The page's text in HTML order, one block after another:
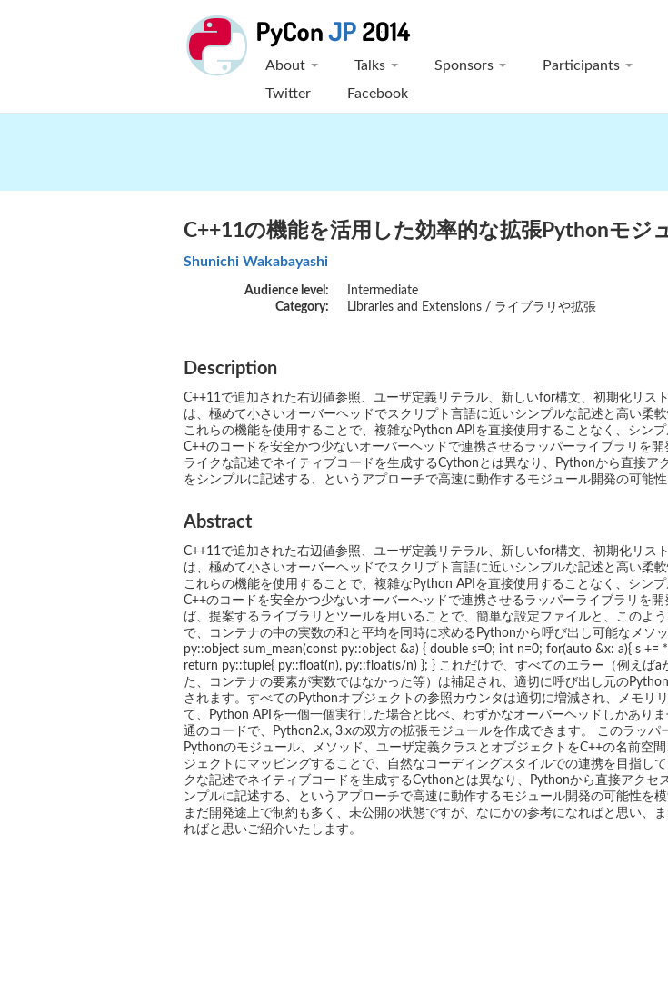
About Talks Sponsors Participants
Twitter
Facebook
C++11の機能を活用した効率的な拡張Pythonモジ
Shunichi Wakabayashi
Audience level:
Intermediate
Category:
Libraries and Extensions / ライブラリや拡張
Description
C++11で追加された右辺値参照、ユーザ定義リテラル、新しいfor構文、初期化リス
は、極めて小さいオーバーヘッドでスクリプト言語に近いシンプルな記述と高い柔軟
これらの機能を使用することで、複雑なPython APIを直接使用することなく、シン
C++のコードを安全かつ少ないオーバーヘッドで連携させるラッパーライブラリを
ライクな記述でネイティブコードを生成するCythonとは異なり、Pythonから直接ア
をシンプルに記述する、というアプローチで高速に動作するモジュール開発の可能性
Abstract
C++11で追加された右辺値参照、ユーザ定義リテラル、新しいfor構文、初期化リス
は、極めて小さいオーバーヘッドでスクリプト言語に近いシンプルな記述と高い柔軟
これらの機能を使用することで、複雑なPython APIを直接使用することなく、シン
C++のコードを安全かつ少ないオーバーヘッドで連携させるラッパーライブラリを開
ば、提案するライブラリとツールを用いることで、簡単な設定ファイルと、このよ
で、コンテナの中の実数の和と平均を同時に求めるPythonから呼び出し可能なメソ
py::object sum_mean(const py::object &a) { double s=0; int n=0; for(auto &x: a){ s +=
return py::tuple{ py::float(n), py::float(s/n) }; } これだけで、すべてのエラー（例えばa
た、コンテナの要素が実数ではなかった等）は補足され、適切に呼び出し元の
されます。すべてのPythonオブジェクトの参照カウンタは適切に増減され、メモリ
て、Python APIを一個一個実行した場合と比べ、わずかなオーバーヘッドしかあり
通のコードで、Python2.x, 3.xの双方の拡張モジュールを作成できます。 このラッパ
Pythonのモジュール、メソッド、ユーザ定義クラスとオブジェクトをC++の名前空
ジェクトにマッピングすることで、自然なコーディングスタイルでの連携を目指し
クな記述でネイティブコードを生成するCythonとは異なり、Pythonから直接アクセ
ンプルに記述する、というアプローチで高速に動作するモジュール開発の可能性を
まだ開発途上で制約も多く、未公開の状態ですが、なにかの参考になればと思い、
ればと思いご紹介いたします。